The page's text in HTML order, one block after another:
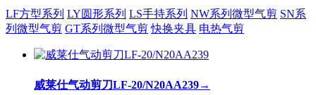
LF方型系列 LY圆形系列 LS手持系列 NW系列微型气剪 SN系
列微型气剪 GT系列微型气剪 快换夹具 电热气剪
威莱仕气动剪刀LF-20/N20AA239→